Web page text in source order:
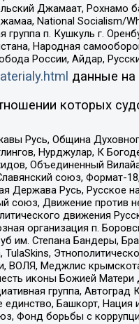
Джамаат, Рохнамо
National Socialism/
п. Кушкуль г.
Народная
России, Айдар,
данные на
которых
Русь, Община
Нурджулар, К
Объединенный
союз, Формат-
Держава Русь, Русское
союз, Движение против
движения
организация п.
им. Степана Бандеры,
ВОЛЯ, Меджлис
иконы Божией
группа, Автоград
единство, Башкорт,
Фонд борьбы с